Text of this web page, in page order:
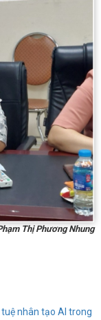
Thị Phương Nhung
nhân tạo AI trong